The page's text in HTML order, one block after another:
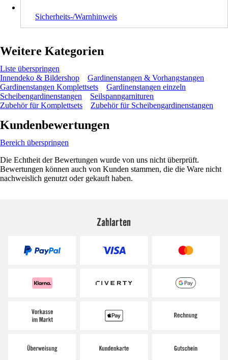
Sicherheits-/Warnhinweis
Weitere Kategorien
Liste überspringen
Innendeko & Bildershop
Gardinenstangen & Vorhangstangen
Gardinenstangen Komplettsets
Gardinenstangen einzeln
Scheibengardinenstangen
Seilspanngarnituren
Zubehör für Komplettsets
Zubehör für Scheibengardinenstangen
Kundenbewertungen
Bereich überspringen
Die Echtheit der Bewertungen wurde von uns nicht überprüft.
Bewertungen können auch von Kunden stammen, die die Ware nicht
nachweislich genutzt oder gekauft haben.
Zahlarten